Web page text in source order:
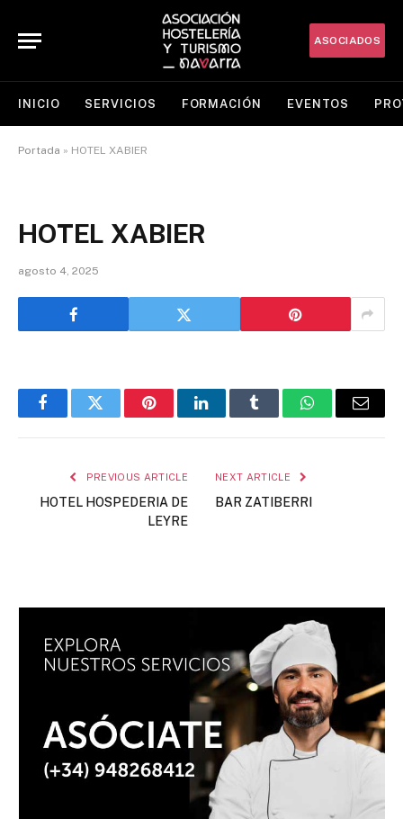
ASOCIADOS
INICIO SERVICIOS FORMACIÓN EVENTOS
Portada » HOTEL XABIER
HOTEL XABIER
agosto 4, 2025
FacebookTwitter PinterestLinkedInTumblr WhatsAppEmail
PREVIOUS ARTICLE
HOTEL HOSPEDERIA DE
LEYRE
NEXT ARTICLE
BAR ZATIBERRI